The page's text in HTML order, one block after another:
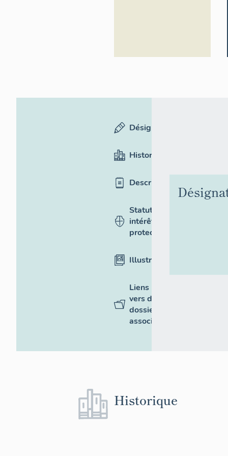
Désignation
Historique
Description
Statut,
intérêt et
protection
Illustrations
Liens
vers des
dossiers
associés
Historique